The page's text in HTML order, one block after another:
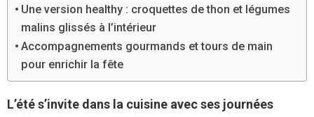
Une version healthy : croquettes de thon et légumes
malins glissés à l’intérieur
Accompagnements gourmands et tours de main
pour enrichir la fête
L’été s’invite dans la cuisine avec ses journées